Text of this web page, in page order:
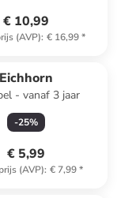
€ 10,99
(AVP): € 16,99*
Eichhorn
- vanaf 3 jaar
-25%
€ 5,99
(AVP): € 7,99*